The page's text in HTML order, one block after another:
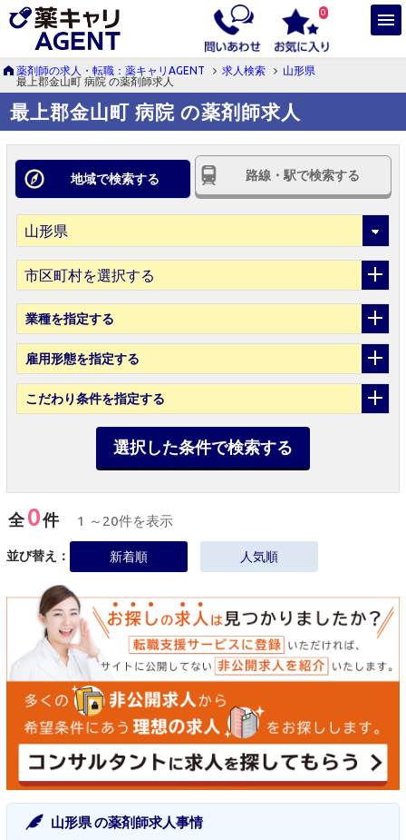
0
薬剤師の求人・転職：薬キャリAGENT 求人検索
山形県
最上郡金山町 病院 の薬剤師求人
最上郡金山町 病院 の薬剤師求人
地域で検索する 路線・駅で検索する
市区町村を選択する
業種を指定する
雇用形態を指定する
こだわり条件を指定する
選択した条件で検索する
全0件 1 ～20件を表示
並び替え： 新着順 人気順
山形県 の薬剤師求人事情